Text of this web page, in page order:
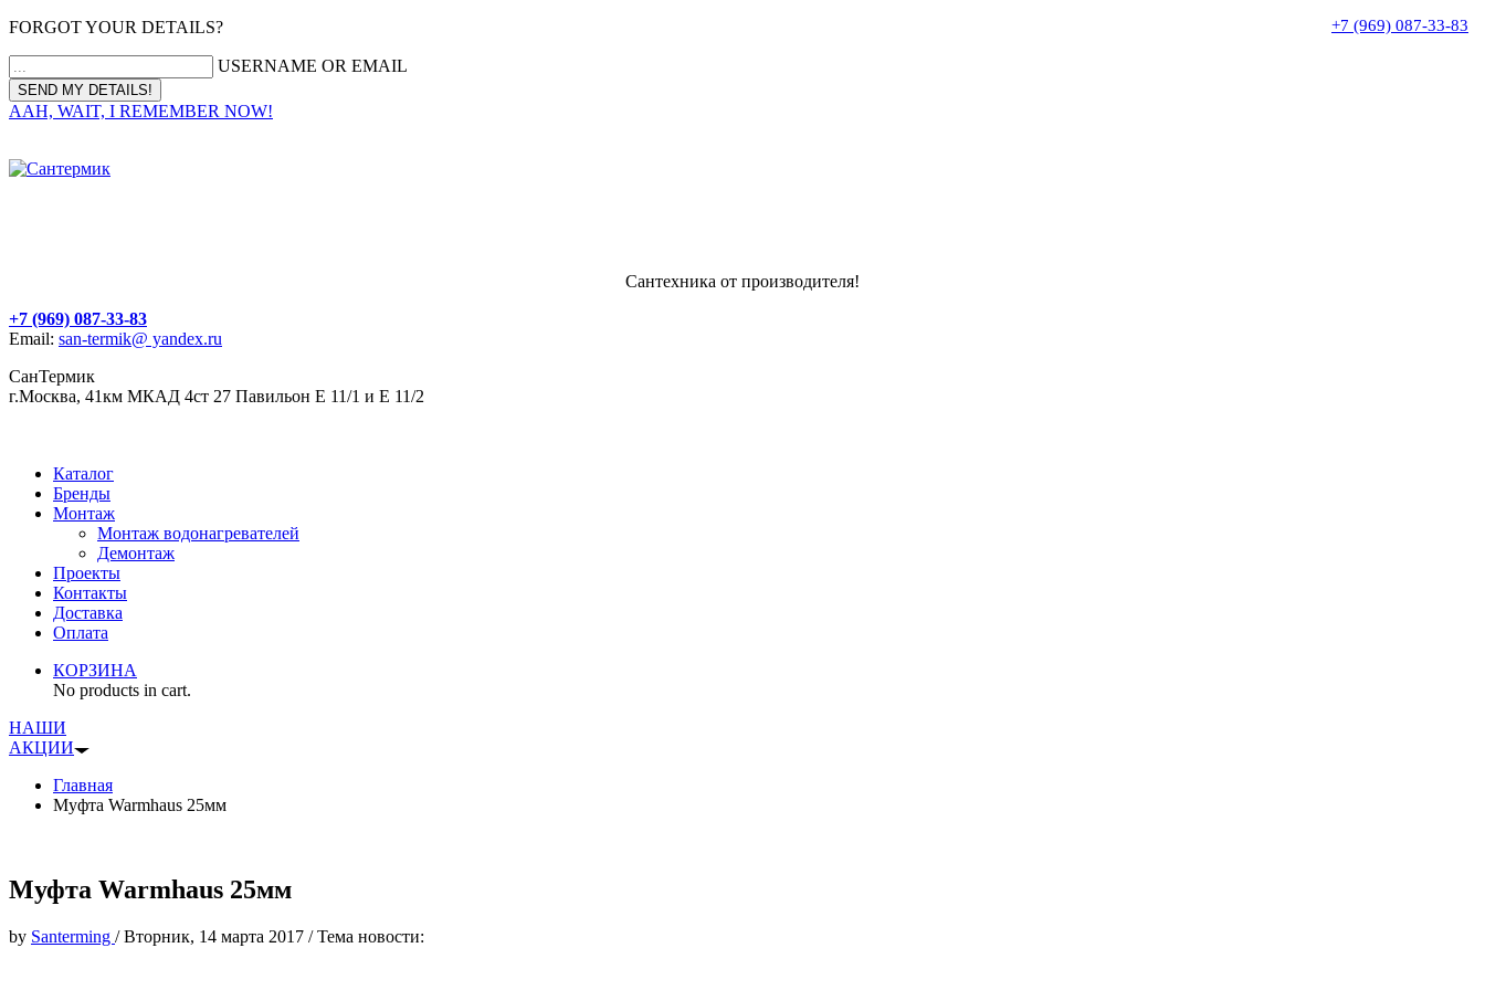
FORGOT YOUR DETAILS?
USERNAME OR EMAIL
AAH, WAIT, I REMEMBER NOW!
+7 (969) 087-33-83
Сантехника от производителя!
+7 (969) 087-33-83
Email: san-termik@ yandex.ru
СанТермик
г.Москва, 41км МКАД 4ст 27 Павильон Е 11/1 и Е 11/2
Каталог
Бренды
Монтаж
Монтаж водонагревателей
Демонтаж
Проекты
Контакты
Доставка
Оплата
КОРЗИНА
No products in cart.
НАШИ
АКЦИИ
Главная
Муфта Warmhaus 25мм
Муфта Warmhaus 25мм
by Santerming /Вторник, 14 марта 2017 /Тема новости: